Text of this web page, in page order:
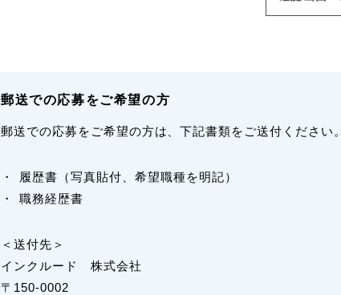
郵送での応募をご希望の方
郵送での応募をご希望の方は、下記書類をご送付ください。
履歴書（写真貼付、希望職種を明記）
職務経歴書
＜送付先＞
インクルード 株式会社
〒150-0002